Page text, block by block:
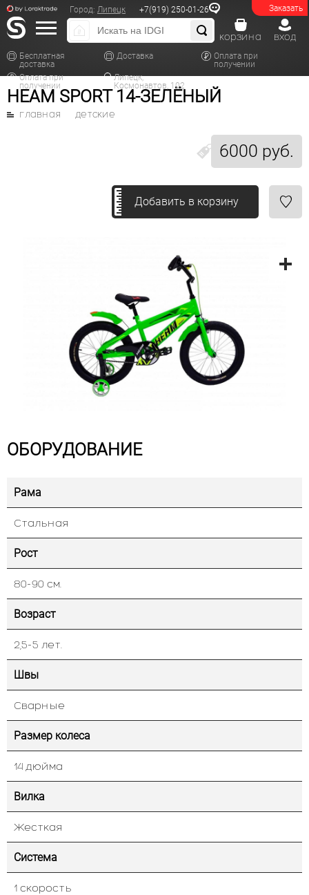
Заказать
Город: Липецк +7(919) 250-01-26
Бесплатная
доставка
Доставка
Оплата при
получении
Оплата при
получении
Липецк,
Космонавтов, 102
вход
корзина
HEAM SPORT 14-ЗЕЛЁНЫЙ
6000 руб.
главная детские
Добавить в корзину
ОБОРУДОВАНИЕ
Рама
Стальная
Рост
80-90 см.
Возраст
2,5-5 лет.
Швы
Сварные
Размер колеса
14 дюйма
Вилка
Жесткая
Система
1 скорость